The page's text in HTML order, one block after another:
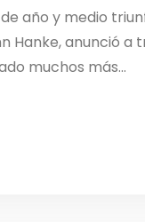
año y medio
Hanke, anunció
muchos más...